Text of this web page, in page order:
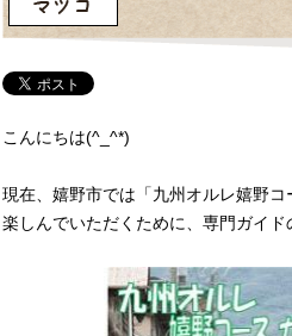
こんにちは(^_^*)
現在、嬉野市では「九州オルレ嬉野
楽しんでいただくために、専門ガイ